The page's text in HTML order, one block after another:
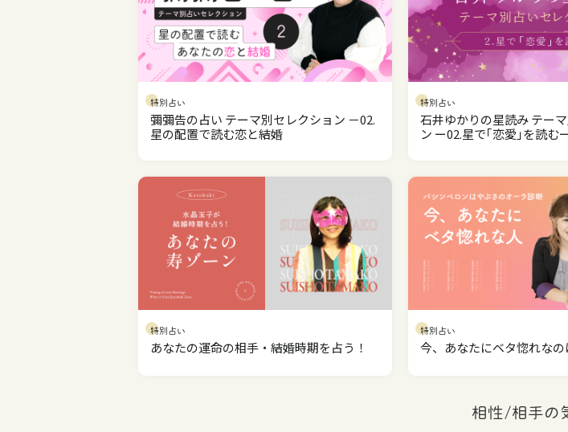
特別占い
彌彌告の占い テーマ別セレクション －02.
星の配置で読む恋と結婚
特別占い
石井ゆかりの星読み テー
ン ー02.星で｢恋愛｣を読む
特別占い
あなたの運命の相手・結婚時期を占う！
特別占い
今、あなたにベタ惚れなの
相性/相手の